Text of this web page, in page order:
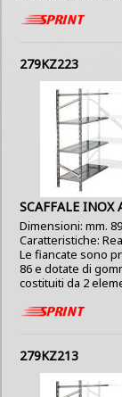
279KZ223
SCAFFALE
Dimensioni: mm.
Caratteristiche:
Le fiancate sono
86 e dotate di
costituiti da 2
279KZ213